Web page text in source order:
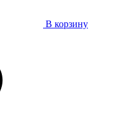
В корзину